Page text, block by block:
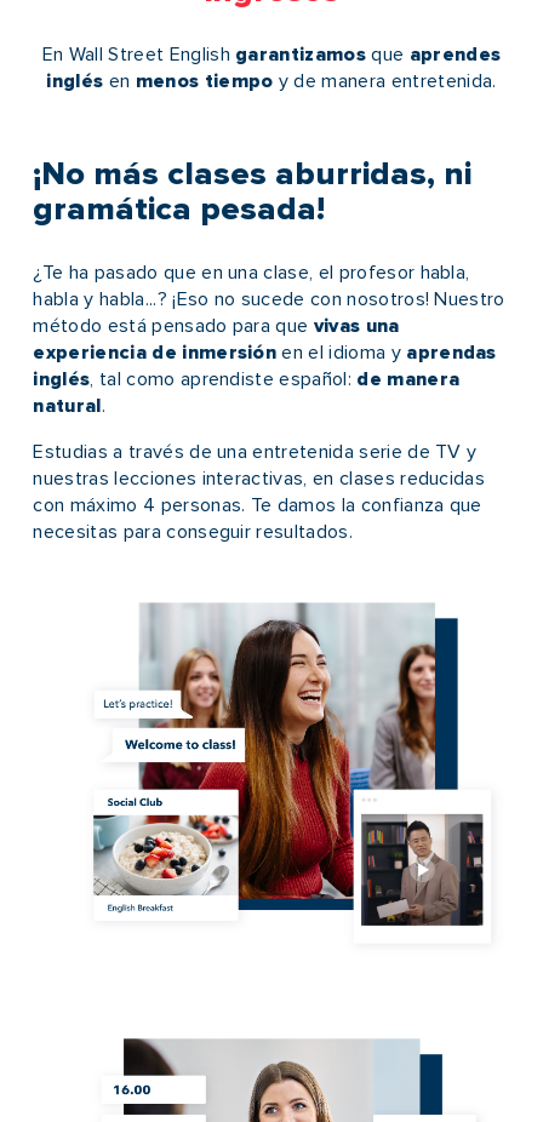
En Wall Street English garantizamosque aprendes
inglés en menos tiempo y de manera entretenida.
¡No más clases aburridas, ni
gramática pesada!
¿Te ha pasado que en una clase, el profesor habla,
habla y habla...? ¡Eso no sucede con nosotros! Nuestro
método está pensado para que vivas una
experiencia de inmersión en el idioma y aprendas
inglés, tal como aprendiste español: de manera
natural.
Estudias a través de una entretenida serie de TV y
nuestras lecciones interactivas, en clases reducidas
con máximo 4 personas. Te damos la confianza que
necesitas para conseguir resultados.